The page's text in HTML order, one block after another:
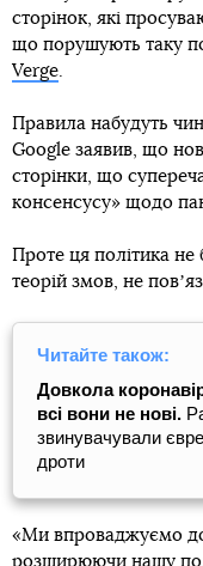
сторінок, які
що порушують таку
Verge
Правила набудуть
Google заявив, що
сторінки, що
консенсусу» щодо
Проте ця політика не
теорій змов, не
Читайте також:
Довкола
всі вони не нові.
звинувачували
дроти
«Ми впроваджуємо
розширюючи нашу